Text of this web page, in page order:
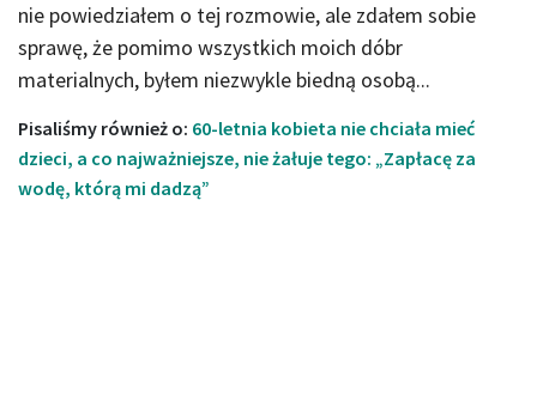
nie powiedziałem o tej rozmowie, ale zdałem sobie
sprawę, że pomimo wszystkich moich dóbr
materialnych, byłem niezwykle biedną osobą...
Pisaliśmy również o: 60-letnia kobieta nie chciała mieć
dzieci, a co najważniejsze, nie żałuje tego: „Zapłacę za
wodę, którą mi dadzą”